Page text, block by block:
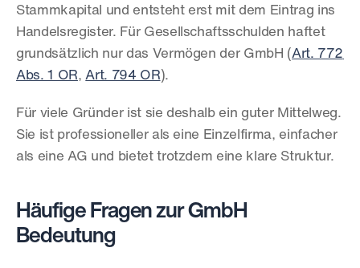
Stammkapital und entsteht erst mit dem Eintrag ins
Handelsregister. Für Gesellschaftsschulden haftet
grundsätzlich nur das Vermögen der GmbH (Art. 772
Abs. 1 OR, Art. 794 OR).
Für viele Gründer ist sie deshalb ein guter Mittelweg.
Sie ist professioneller als eine Einzelfirma, einfacher
als eine AG und bietet trotzdem eine klare Struktur.
Häufige Fragen zur GmbH
Bedeutung